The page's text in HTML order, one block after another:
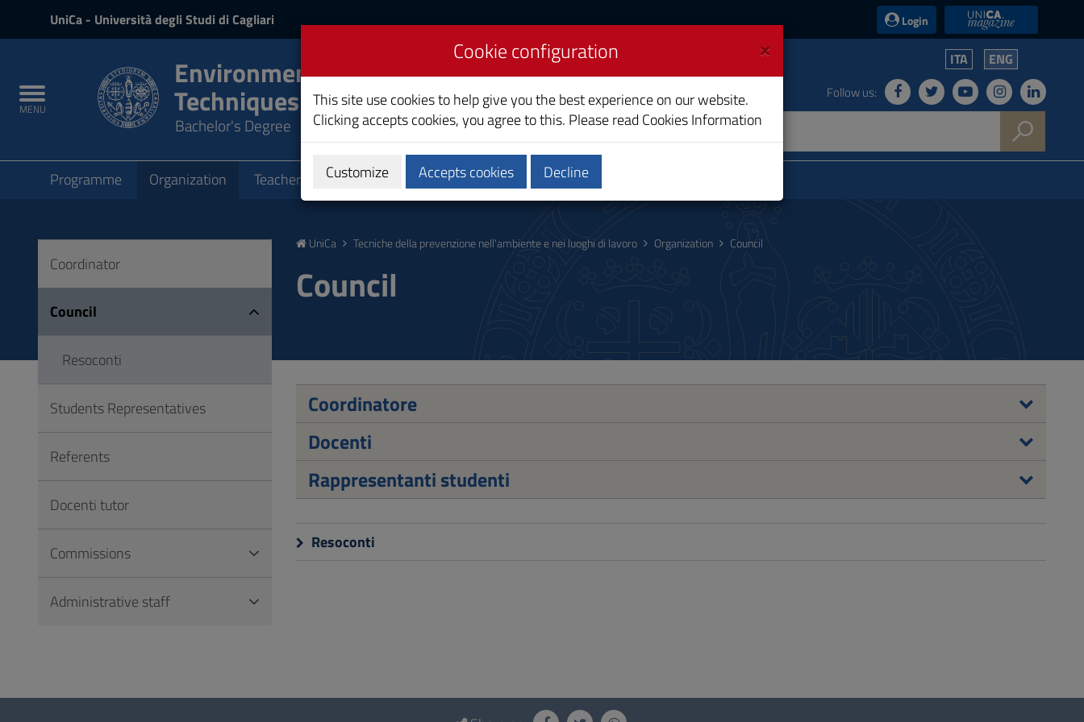
Footer
UniCa - Università degli Studi di Cagliari Login UniCA News
Toggle
navigation
MENU
Environment and Workplace Prevention
Techniques
Bachelor's Degree
ITA ENG
Follow us:
SubmenuProgramme Organization Teachers Teaching Calendars and Timetable
UniCa Tecniche della prevenzione nell'ambiente e nei luoghi di lavoro Organization Council
Council
Coordinatore
Docenti
Rappresentanti studenti
Resoconti
Coordinator
Council
Resoconti
Students Representatives
Referents
Docenti tutor
Commissions
Administrative staff
Questionnaire
×
Cookie configuration
This site use cookies to help give you the best experience on our website.
Clicking accepts cookies, you agree to this. Please read Cookies Information
Customize Accepts cookies Decline